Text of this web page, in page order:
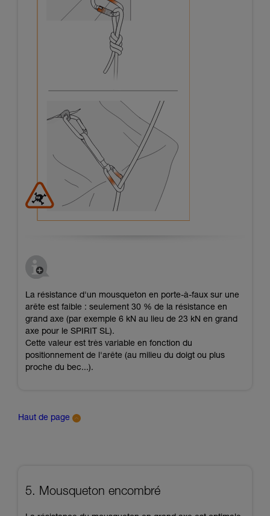
La résistance d'un mousqueton en porte-à-faux sur une
arête est faible : seulement 30 % de la résistance en
grand axe (par exemple 6 kN au lieu de 23 kN en grand
axe pour le SPIRIT SL).
Cette valeur est très variable en fonction du
positionnement de l'arête (au milieu du doigt ou plus
proche du bec...).
Haut de page
5. Mousqueton encombré